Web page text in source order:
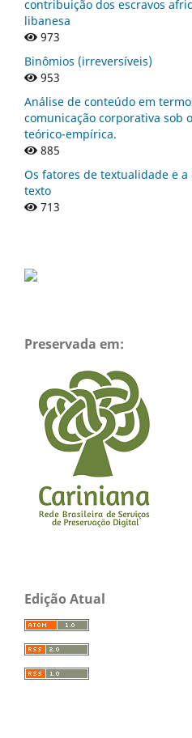
contribuição dos escravos
libanesa
973
Binômios (irreversíveis)
953
Análise de conteúdo em
comunicação corporativa sob
teórico-empírica.
885
Os fatores de textualidade e
texto
713
Preservada em:
Edição Atual